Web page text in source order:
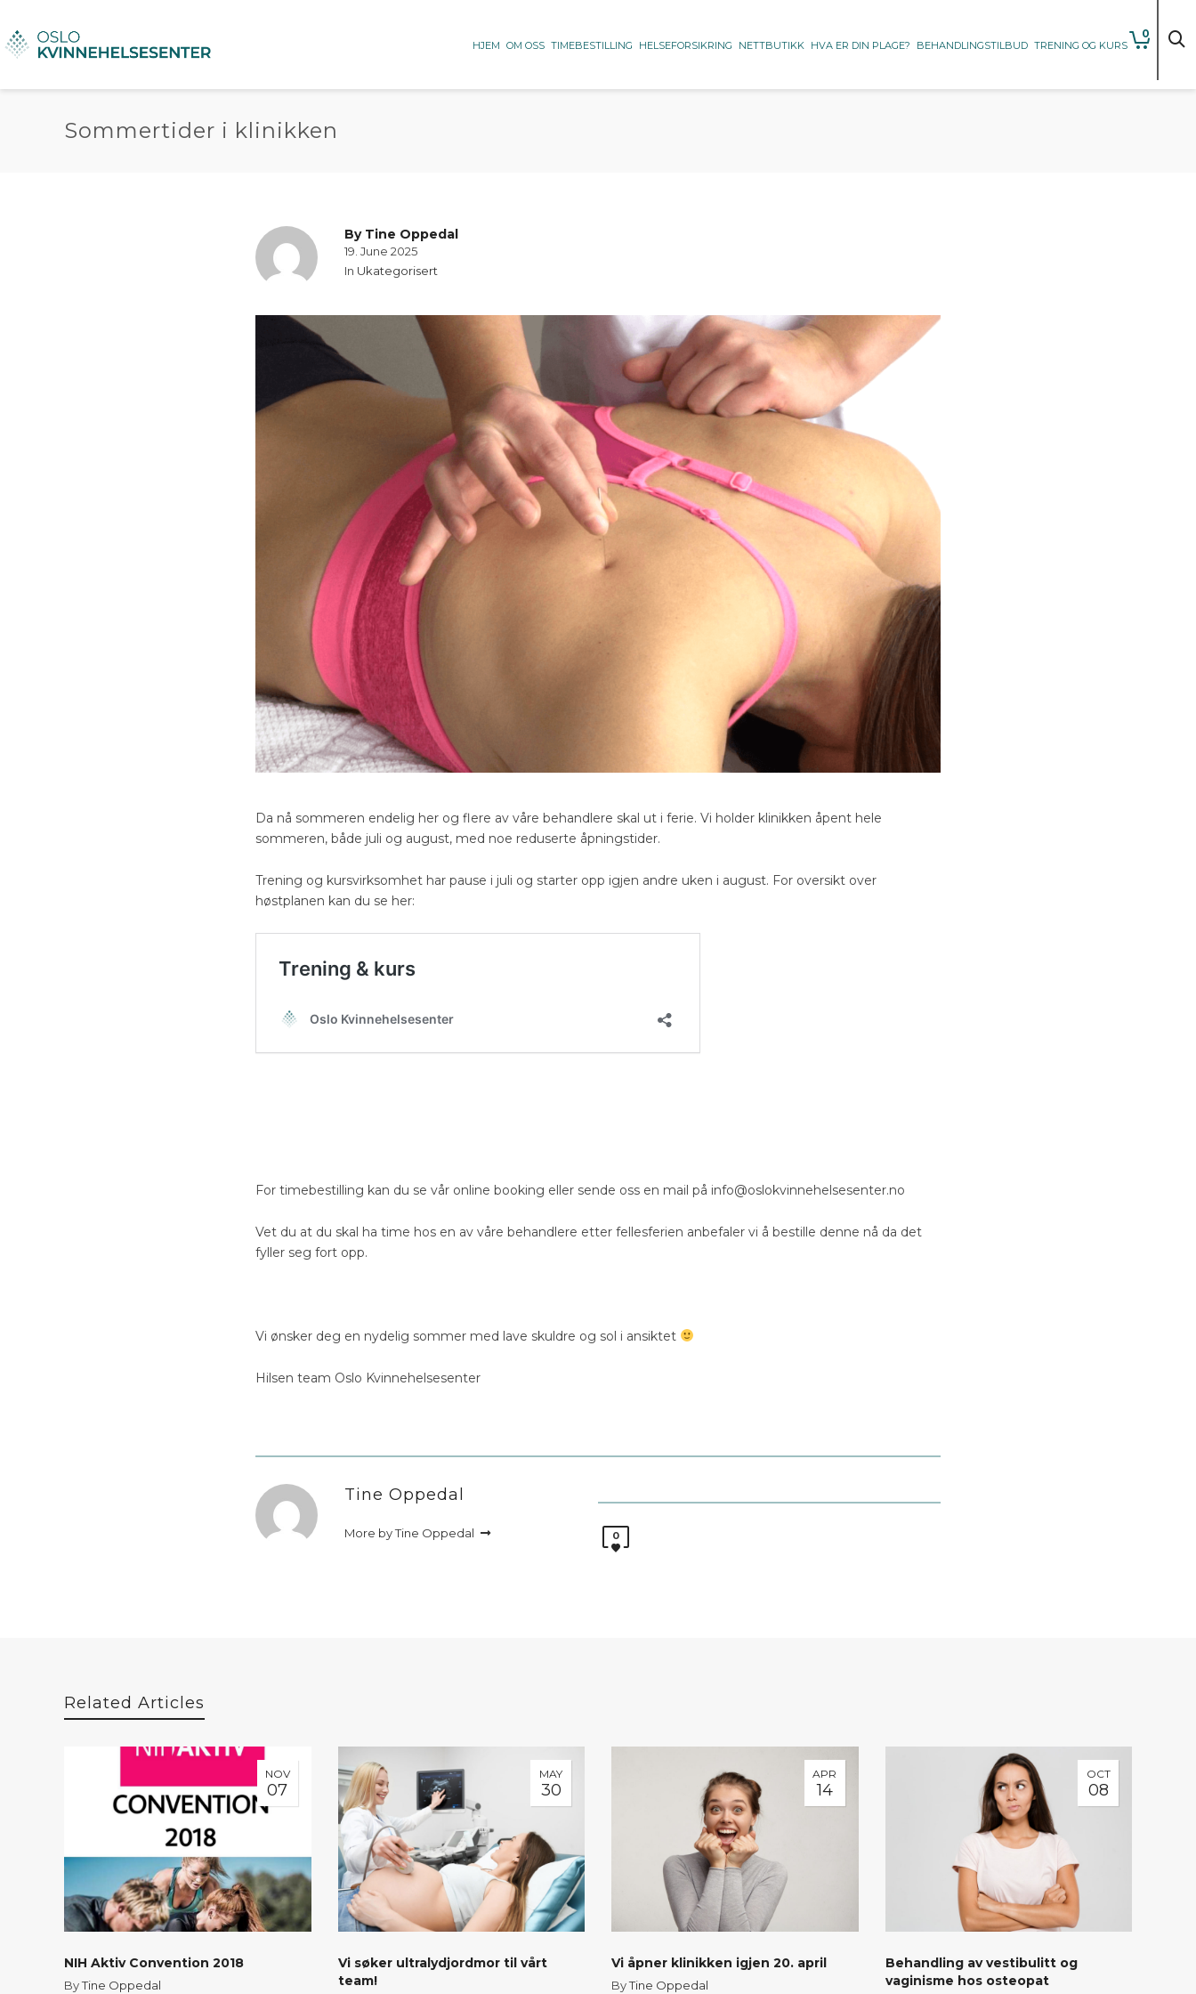
0
HJEM OM OSS TIMEBESTILLING HELSEFORSIKRING NETTBUTIKK HVA ER DIN PLAGE? BEHANDLINGSTILBUD TRENING OG KURS
Sommertider i klinikken
By Tine Oppedal
19. June 2025
In Ukategorisert
Da nå sommeren endelig her og flere av våre behandlere skal ut i ferie. Vi holder klinikken åpent hele
sommeren, både juli og august, med noe reduserte åpningstider.
Trening og kursvirksomhet har pause i juli og starter opp igjen andre uken i august. For oversikt over
høstplanen kan du se her:
For timebestilling kan du se vår online booking eller sende oss en mail på info@oslokvinnehelsesenter.no
Vet du at du skal ha time hos en av våre behandlere etter fellesferien anbefaler vi å bestille denne nå da det
fyller seg fort opp.
Vi ønsker deg en nydelig sommer med lave skuldre og sol i ansiktet
Hilsen team Oslo Kvinnehelsesenter
Tine Oppedal
More by Tine Oppedal 0
Related Articles
NOV
07
NIH Aktiv Convention 2018
ByTine Oppedal
MAY
30
Vi søker ultralydjordmor til vårt
team!
APR
14
Vi åpner klinikken igjen 20. april
ByTine Oppedal
OCT
08
Behandling av vestibulitt og
vaginisme hos osteopat